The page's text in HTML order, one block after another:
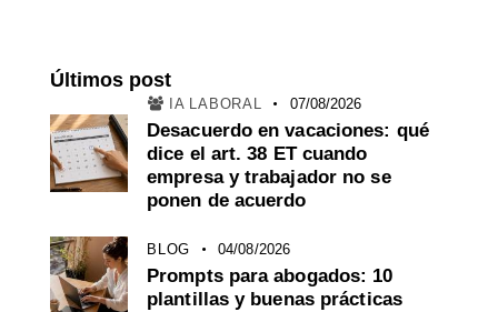
Últimos post
IA LABORAL 07/08/2026
Desacuerdo en vacaciones: qué
dice el art. 38 ET cuando
empresa y trabajador no se
ponen de acuerdo
BLOG 04/08/2026
Prompts para abogados: 10
plantillas y buenas prácticas